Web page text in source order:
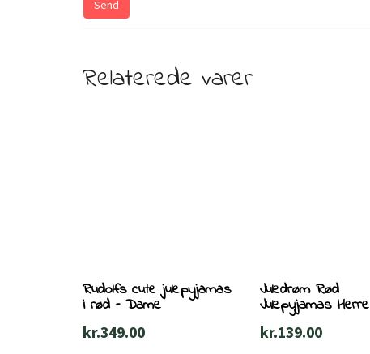
Relaterede varer
Rudolfs cute julepyjamas
i rød – Dame
kr.349.00
Juledrøm Rød
Julepyjamas Herre
kr.139.00